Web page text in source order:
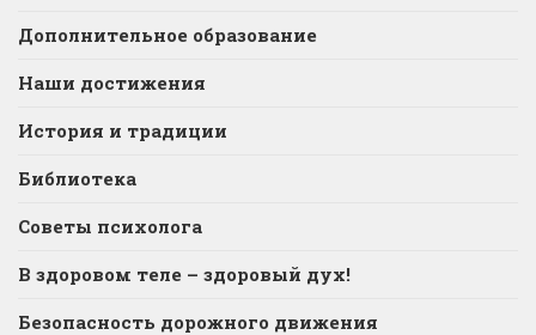
Дополнительное образование
Наши достижения
История и традиции
Библиотека
Советы психолога
В здоровом теле – здоровый дух!
Безопасность дорожного движения